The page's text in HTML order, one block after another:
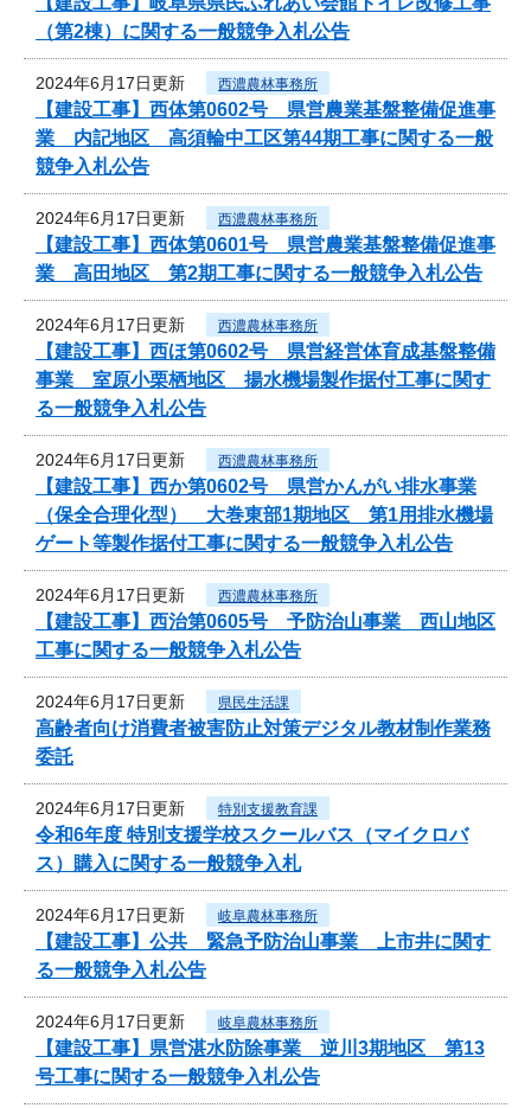
（第2棟）に関する一般競争入札公告
2024年6月17日更新 西濃農林事務所
【建設工事】西体第0602号 県営農業基盤整備促進事
業 内記地区 高須輪中工区第44期工事に関する一般
競争入札公告
2024年6月17日更新 西濃農林事務所
【建設工事】西体第0601号 県営農業基盤整備促進事
業 高田地区 第2期工事に関する一般競争入札公告
2024年6月17日更新 西濃農林事務所
【建設工事】西ほ第0602号 県営経営体育成基盤整備
事業 室原小栗栖地区 揚水機場製作据付工事に関す
る一般競争入札公告
2024年6月17日更新 西濃農林事務所
【建設工事】西か第0602号 県営かんがい排水事業
（保全合理化型） 大巻東部1期地区 第1用排水機場
ゲート等製作据付工事に関する一般競争入札公告
2024年6月17日更新 西濃農林事務所
【建設工事】西治第0605号 予防治山事業 西山地区
工事に関する一般競争入札公告
2024年6月17日更新 県民生活課
高齢者向け消費者被害防止対策デジタル教材制作業務
委託
2024年6月17日更新 特別支援教育課
令和6年度 特別支援学校スクールバス（マイクロバ
ス）購入に関する一般競争入札
2024年6月17日更新 岐阜農林事務所
【建設工事】公共 緊急予防治山事業 上市井に関す
る一般競争入札公告
2024年6月17日更新 岐阜農林事務所
【建設工事】県営湛水防除事業 逆川3期地区 第13
号工事に関する一般競争入札公告